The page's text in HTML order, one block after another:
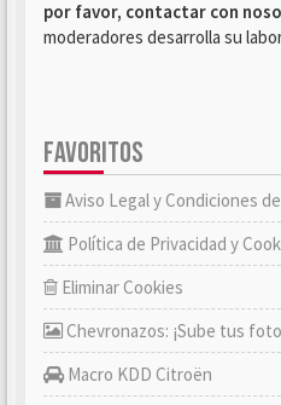
por favor, contactar con
moderadores desarrolla su
FAVORITOS
Aviso Legal y Condiciones
Política de Privacidad y
Eliminar Cookies
Chevronazos: ¡Sube tus
Macro KDD Citroën